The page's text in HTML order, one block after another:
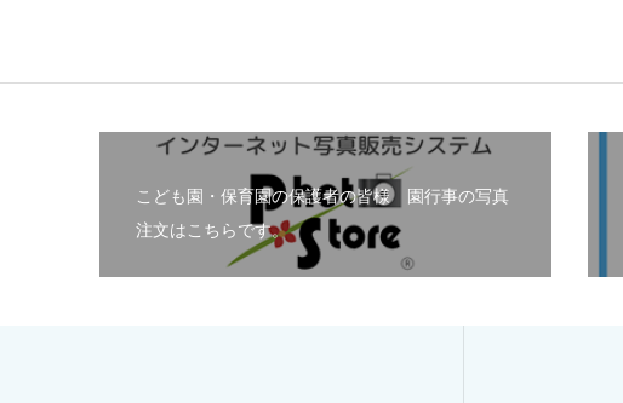
こども園・保育園の保護者の皆様 園行事の写真
注文はこちらです。